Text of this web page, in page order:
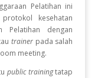
Pelatihan ini
kesehatan
Pelatihan dengan
trainer pada salah
meeting.
public trainingtatap